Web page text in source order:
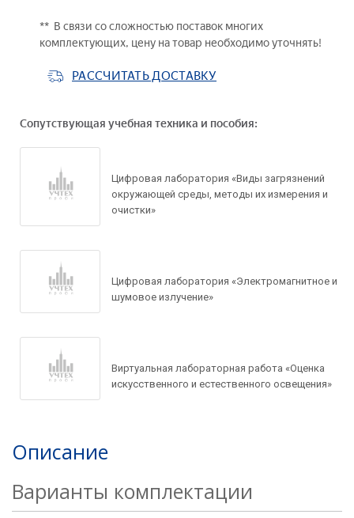
** В связи со сложностью поставок многих
комплектующих, цену на товар необходимо уточнять!
РАССЧИТАТЬ ДОСТАВКУ
Сопутствующая учебная техника и пособия:
Цифровая лаборатория «Виды загрязнений
окружающей среды, методы их измерения и
очистки»
Цифровая лаборатория «Электромагнитное и
шумовое излучение»
Виртуальная лабораторная работа «Оценка
искусственного и естественного освещения»
Описание
Варианты комплектации
Запросить цену
Ваше имя*
Товар*
Задать вопрос по
товару
Ваше имя*
Ваш e-mail*
Организация*
Рассчитать доставку
Товар*